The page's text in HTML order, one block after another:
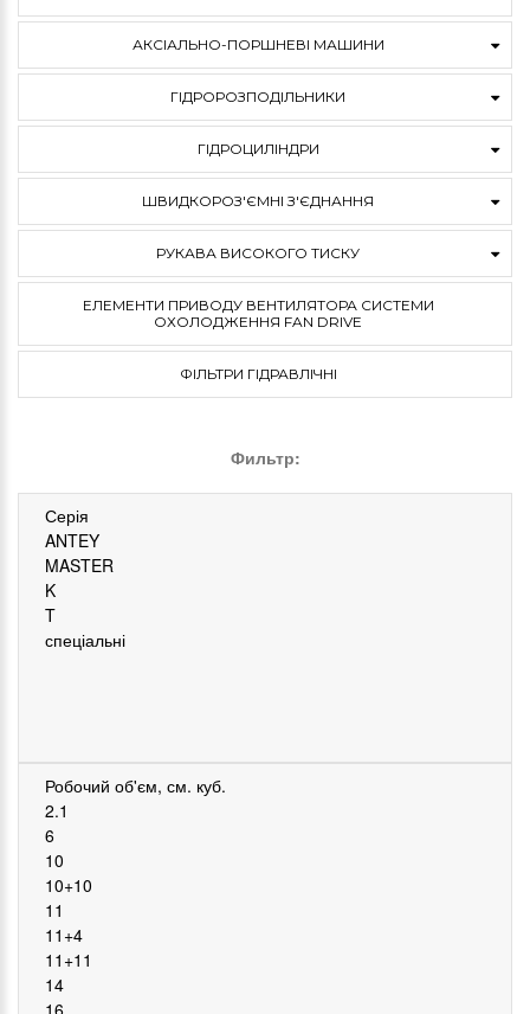
АКСІАЛЬНО-ПОРШНЕВІ МАШИНИ
ГІДРОРОЗПОДІЛЬНИКИ
ГІДРОЦИЛІНДРИ
ШВИДКОРОЗ'ЄМНІ З'ЄДНАННЯ
РУКАВА ВИСОКОГО ТИСКУ
ЕЛЕМЕНТИ ПРИВОДУ ВЕНТИЛЯТОРА СИСТЕМИ
ОХОЛОДЖЕННЯ FAN DRIVE
ФІЛЬТРИ ГІДРАВЛІЧНІ
Фильтр: